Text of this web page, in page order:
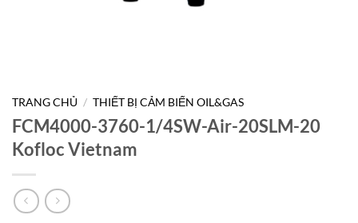
TRANG CHỦ / THIẾT BỊ CẢM BIẾN OIL&GAS
FCM4000-3760-1/4SW-Air-20SLM-20
Kofloc Vietnam